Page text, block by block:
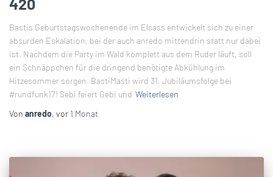
Bastis Geburtstagswochenende im Elsass entwickelt sich zu einer
absurden Eskalation, bei der auch anredo mittendrin statt nur dabei
ist. Nachdem die Party im Wald komplett aus dem Ruder läuft, soll
ein Schnäppchen für die dringend benötigte Abkühlung im
Hitzesommer sorgen. BastiMasti wird 31, Jubiläumsfolge bei
#rundfunk17! Sebi feiert Gebi und Weiterlesen
Von anredo, vor 1 Monat